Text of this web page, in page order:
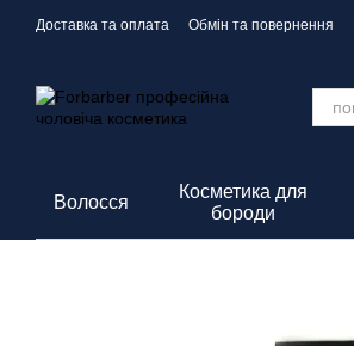
Перейти до основного контенту
Доставка та оплата Обмін та повернення
Волосся
Косметика для
бороди